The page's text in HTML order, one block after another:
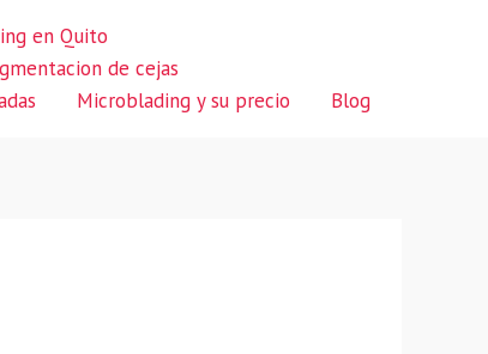
en Quito
de cejas
Microblading y su precio Blog